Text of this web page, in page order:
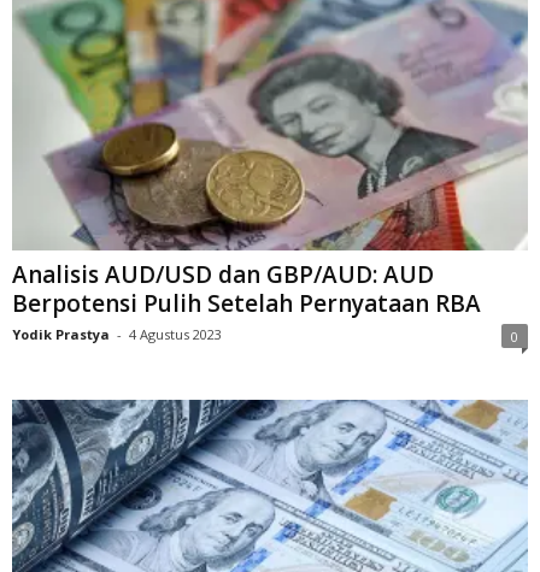
Analisis AUD/USD dan GBP/AUD: AUD
Berpotensi Pulih Setelah Pernyataan RBA
Yodik Prastya - 4 Agustus 2023 0